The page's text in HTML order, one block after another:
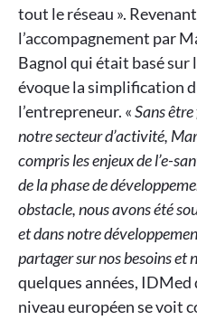
tout le réseau ».
l’accompagnement par
Bagnol qui était basé sur
évoque la simplification
l’entrepreneur. «Sans
notre secteur d’activité,
compris les enjeux de l’e-
de la phase de
obstacle, nous avons été
et dans notre
partager sur nos besoins et
quelques années,
niveau européen se voit